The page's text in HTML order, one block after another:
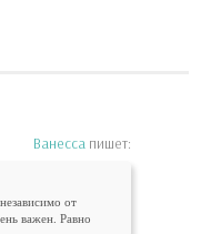
Ванесса пишет:
от
важен. Равно